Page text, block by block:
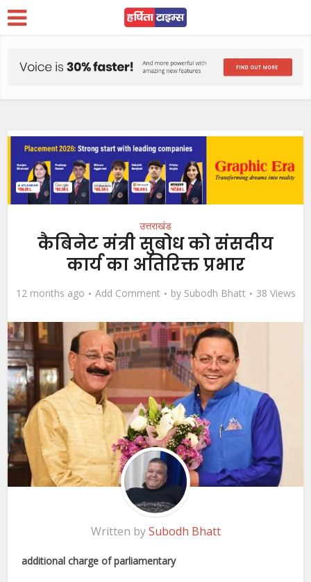
उत्तराखंड
कैबिनेट मंत्री सुबोध को संसदीय
कार्य का अतिरिक्त प्रभार
12 months ago Add Comment by Subodh Bhatt 38 Views
Written bySubodh Bhatt
additional charge of parliamentary